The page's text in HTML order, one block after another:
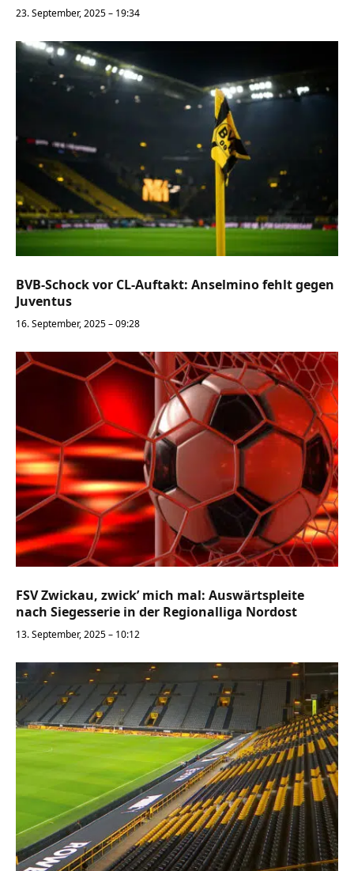
23. September, 2025 – 19:34
BVB-Schock vor CL-Auftakt: Anselmino fehlt gegen
Juventus
16. September, 2025 – 09:28
FSV Zwickau, zwick’ mich mal: Auswärtspleite
nach Siegesserie in der Regionalliga Nordost
13. September, 2025 – 10:12